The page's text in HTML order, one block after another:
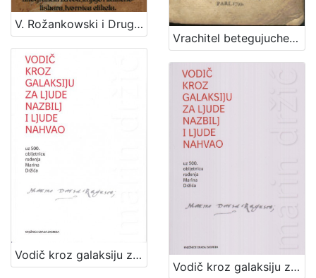
V. Rožankowski i Drug : litografički zavod, knjigo i kamenotiskara, tvornica etiketa : 1898-1913
Vrachitel betegujuche sivine tho jeszt Vrachtva za rogatu marhu, kermke, y mladinu / van dana najpervich po J. G. O. R. G. Z. ; vezda pako po F. G. O. K. Z. na obchinzku haszen
Vodič kroz galaksiju za ljude nazbilj i ljude nahvao : uz 500. obljetnicu rođnja Marina Držića / priredile Arijana Herceg Mićanović, Željka Mišcin
Vodič kroz galaksiju za ljude nazbilj i ljude nahvao / priredile Arijana Herceg Mićanović i Željka Miščin